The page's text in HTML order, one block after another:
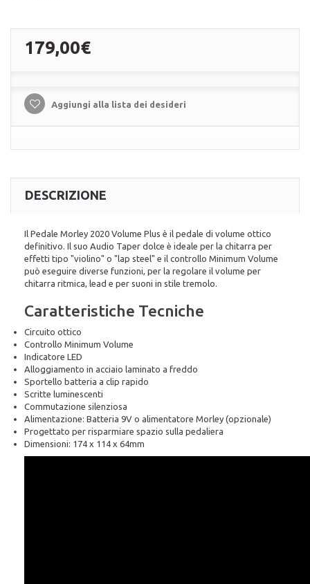
179,00€
Aggiungi alla lista dei desideri
DESCRIZIONE
Il Pedale Morley 2020 Volume Plus è il pedale di volume ottico
definitivo. Il suo Audio Taper dolce è ideale per la chitarra per
effetti tipo "violino" o "lap steel" e il controllo Minimum Volume
può eseguire diverse funzioni, per la regolare il volume per
chitarra ritmica, lead e per suoni in stile tremolo.
Caratteristiche Tecniche
Circuito ottico
Controllo Minimum Volume
Indicatore LED
Alloggiamento in acciaio laminato a freddo
Sportello batteria a clip rapido
Scritte luminescenti
Commutazione silenziosa
Alimentazione: Batteria 9V o alimentatore Morley (opzionale)
Progettato per risparmiare spazio sulla pedaliera
Dimensioni: 174 x 114 x 64mm